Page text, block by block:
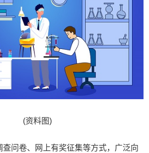
(资料图)
查问卷、网上有奖征集等方式，广泛向